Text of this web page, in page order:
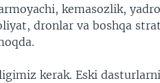
kemasozlik,
dronlar va boshqa
kerak. Eski